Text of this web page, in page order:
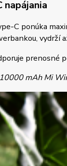
napájania
C ponúka
vydrží
prenosné
10000 mAh Mi